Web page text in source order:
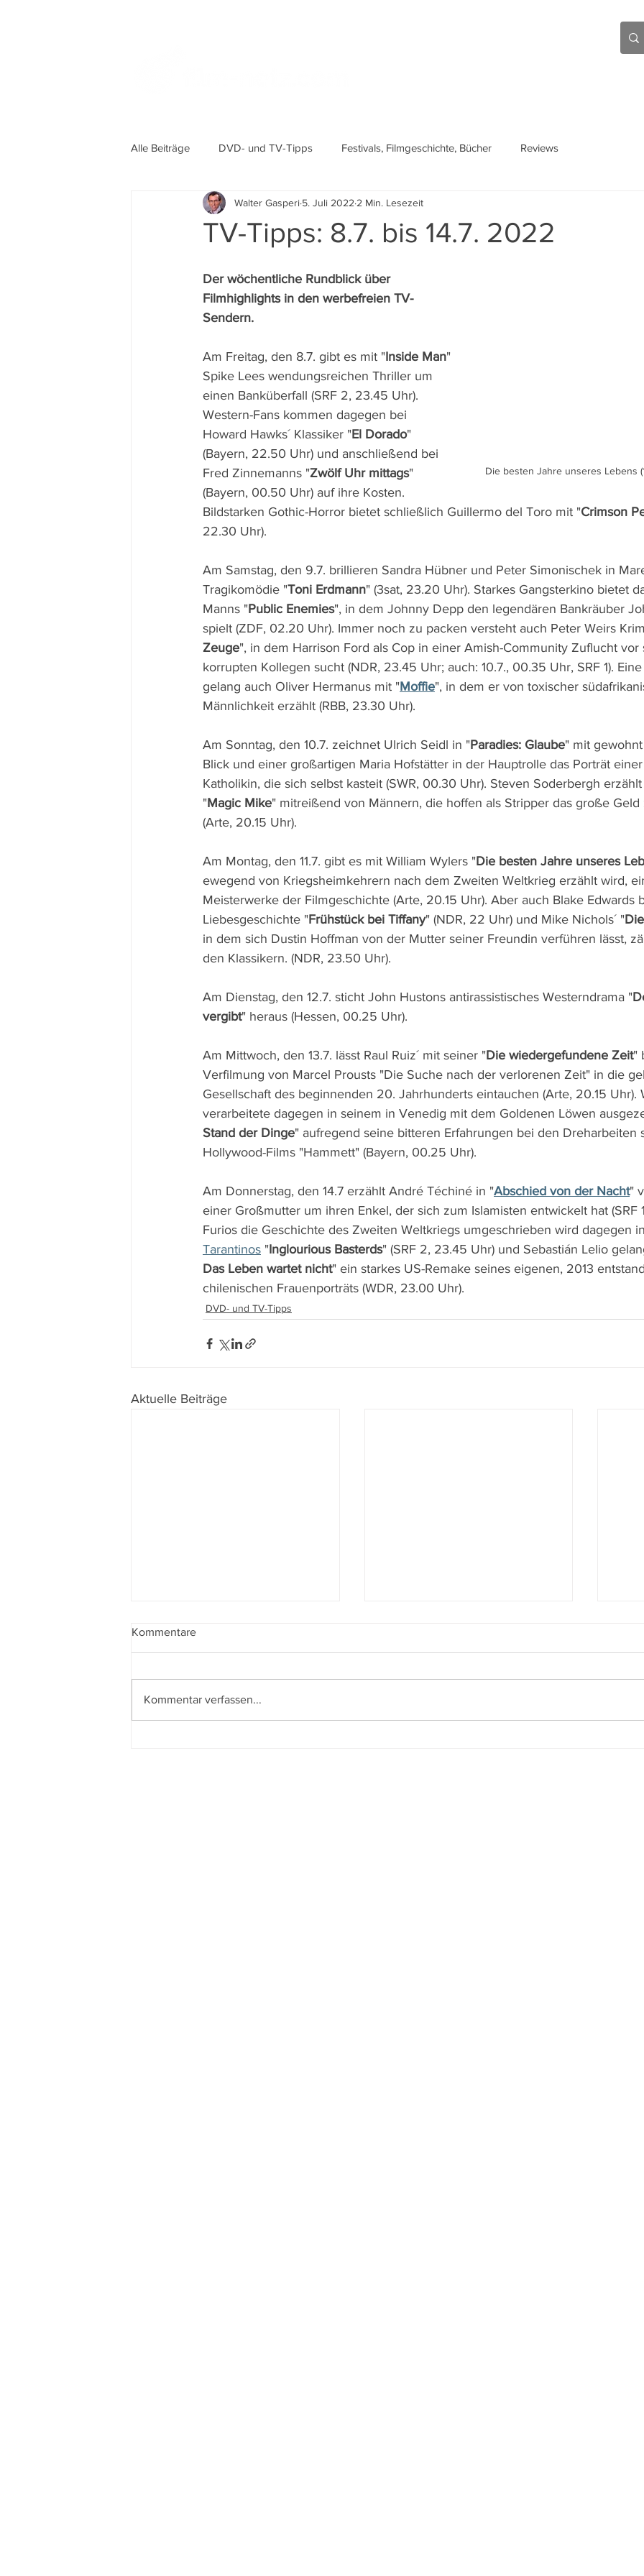
Alle Beiträge DVD- und TV-Tipps Festivals, Filmgeschichte, Bücher Reviews
TV-Tipps: 8.7. bis 14.7. 2022
Walter Gasperi 5. Juli 2022 2 Min. Lesezeit
Die besten Jahre unseres Lebens
Der wöchentliche Rundblick über
Filmhighlights in den werbefreien TV-
Sendern.
Am Freitag, den 8.7. gibt es mit "Inside Man"
Spike Lees wendungsreichen Thriller um
einen Banküberfall (SRF 2, 23.45 Uhr).
Western-Fans kommen dagegen bei
Howard Hawks´ Klassiker "El Dorado"
(Bayern, 22.50 Uhr) und anschließend bei
Fred Zinnemanns "Zwölf Uhr mittags"
(Bayern, 00.50 Uhr) auf ihre Kosten.
Bildstarken Gothic-Horror bietet schließlich Guillermo del Toro mit "Crimson
22.30 Uhr).
Am Samstag, den 9.7. brillieren Sandra Hübner und Peter Simonischek in
Tragikomödie "Toni Erdmann" (3sat, 23.20 Uhr). Starkes Gangsterkino bietet
Manns "Public Enemies", in dem Johnny Depp den legendären Bankräuber
spielt (ZDF, 02.20 Uhr). Immer noch zu packen versteht auch Peter Weirs
Zeuge", in dem Harrison Ford als Cop in einer Amish-Community Zuflucht vor
korrupten Kollegen sucht (NDR, 23.45 Uhr; auch: 10.7., 00.35 Uhr, SRF 1).
gelang auch Oliver Hermanus mit "Moffie", in dem er von toxischer
Männlichkeit erzählt (RBB, 23.30 Uhr).
Am Sonntag, den 10.7. zeichnet Ulrich Seidl in "Paradies: Glaube" mit
Blick und einer großartigen Maria Hofstätter in der Hauptrolle das Porträt
Katholikin, die sich selbst kasteit (SWR, 00.30 Uhr). Steven Soderbergh
"Magic Mike" mitreißend von Männern, die hoffen als Stripper das große Geld
(Arte, 20.15 Uhr).
Am Montag, den 11.7. gibt es mit William Wylers "Die besten Jahre unseres
ewegend von Kriegsheimkehrern nach dem Zweiten Weltkrieg erzählt wird,
Meisterwerke der Filmgeschichte (Arte, 20.15 Uhr). Aber auch Blake Edwards
Liebesgeschichte "Frühstück bei Tiffany" (NDR, 22 Uhr) und Mike Nichols´ "
in dem sich Dustin Hoffman von der Mutter seiner Freundin verführen lässt,
den Klassikern. (NDR, 23.50 Uhr).
Am Dienstag, den 12.7. sticht John Hustons antirassistisches Westerndrama "
vergibt" heraus (Hessen, 00.25 Uhr).
Am Mittwoch, den 13.7. lässt Raul Ruiz´ mit seiner "Die wiedergefundene Zeit"
Verfilmung von Marcel Prousts "Die Suche nach der verlorenen Zeit" in die
Gesellschaft des beginnenden 20. Jahrhunderts eintauchen (Arte, 20.15 Uhr).
verarbeitete dagegen in seinem in Venedig mit dem Goldenen Löwen
Stand der Dinge" aufregend seine bitteren Erfahrungen bei den Dreharbeiten
Hollywood-Films "Hammett" (Bayern, 00.25 Uhr).
Am Donnerstag, den 14.7 erzählt André Téchiné in "Abschied von der Nacht"
einer Großmutter um ihren Enkel, der sich zum Islamisten entwickelt hat (SRF
Furios die Geschichte des Zweiten Weltkriegs umgeschrieben wird dagegen in
Tarantinos "Inglourious Basterds" (SRF 2, 23.45 Uhr) und Sebastián Lelio
Das Leben wartet nicht" ein starkes US-Remake seines eigenen, 2013
chilenischen Frauenporträts (WDR, 23.00 Uhr).
DVD- und TV-Tipps
Aktuelle Beiträge
Kommentare
Kommentar verfassen...